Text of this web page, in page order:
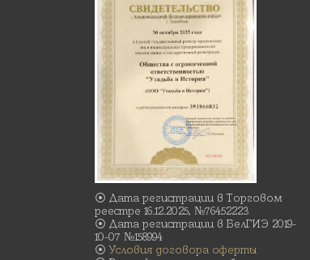
⦿ Дата регистрации в Торговом
реестре 16.12.2025, №76452223
⦿ Дата регистрации в БелГИЭ 2019-
10-07 №158994
⦿Условия договора оферты